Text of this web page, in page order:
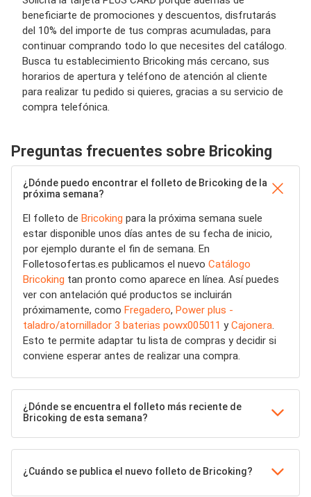
beneficiarte de promociones y descuentos, disfrutarás
del 10% del importe de tus compras acumuladas, para
continuar comprando todo lo que necesites del catálogo.
Busca tu establecimiento Bricoking más cercano, sus
horarios de apertura y teléfono de atención al cliente
para realizar tu pedido si quieres, gracias a su servicio de
compra telefónica.
Preguntas frecuentes sobre Bricoking
¿Dónde puedo encontrar el folleto de Bricoking de la
próxima semana?
El folleto de Bricoking para la próxima semana suele
estar disponible unos días antes de su fecha de inicio,
por ejemplo durante el fin de semana. En
Folletosofertas.es publicamos el nuevo Catálogo
Bricoking tan pronto como aparece en línea. Así puedes
ver con antelación qué productos se incluirán
próximamente, como Fregadero, Power plus -
taladro/atornillador 3 baterias powx005011 yCajonera.
Esto te permite adaptar tu lista de compras y decidir si
conviene esperar antes de realizar una compra.
¿Dónde se encuentra el folleto más reciente de
Bricoking de esta semana?
¿Cuándo se publica el nuevo folleto de Bricoking?